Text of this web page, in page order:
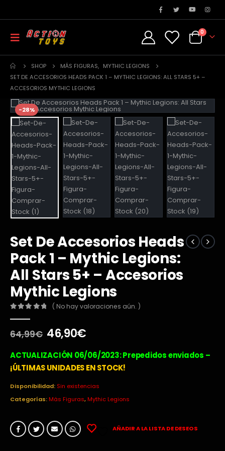
0
SHOP MÁS FIGURAS, MYTHIC LEGIONS
SET DE ACCESORIOS HEADS PACK 1 – MYTHIC LEGIONS: ALL STARS 5+ –
ACCESORIOS MYTHIC LEGIONS
-28%
Set De Accesorios Heads
Pack 1 – Mythic Legions:
All Stars 5+ – Accesorios
Mythic Legions
( No hay valoraciones aún. )
64,99€ El
precio
original
era:
46,90€El
actual
es:
ACTUALIZACIÓN 06/06/2023: Prepedidos enviados –
¡ÚLTIMAS UNIDADES EN STOCK!
Disponibilidad: Sin existencias
Categorías:Más Figuras,Mythic Legions
AÑADIR A LA LISTA DE DESEOS